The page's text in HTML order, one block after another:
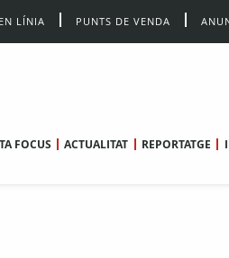
LÍNIA PUNTS DE VENDA
FOCUS ACTUALITAT REPORTATGE